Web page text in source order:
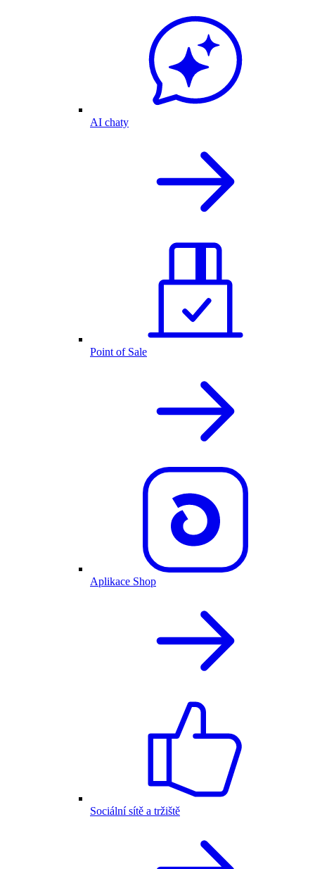
AI chaty
Point of Sale
Aplikace Shop
Sociální sítě a tržiště